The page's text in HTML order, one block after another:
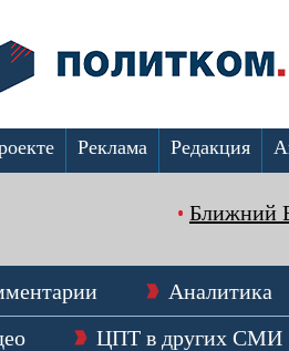
Реклама Редакция
Ближний
Аналитика
ЦПТ в других СМИ